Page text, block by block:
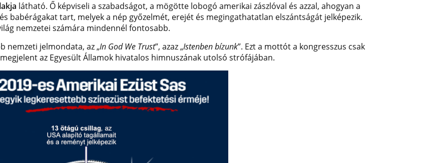
látható. Ő képviseli a szabadságot, a mögötte lobogó amerikai zászlóval és azzal, ahogyan a
babérágakat tart, melyek a nép győzelmét, erejét és megingathatatlan elszántságát jelképezik.
nemzetei számára mindennél fontosabb.
nemzeti jelmondata, az „In God We Trust”, azaz „Istenben bízunk”. Ezt a mottót a kongresszus csak
az Egyesült Államok hivatalos himnuszának utolsó strófájában.